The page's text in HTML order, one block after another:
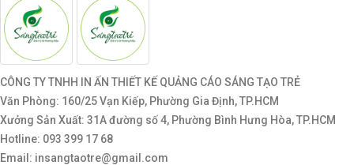
CÔNG TY TNHH IN ẤN THIẾT KẾ QUẢNG CÁO SÁNG TẠO TRẺ
Văn Phòng: 160/25 Vạn Kiếp, Phường Gia Định, TP.HCM
Xưởng Sản Xuất: 31A đường số 4, Phường Bình Hưng Hòa, TP.HCM
Hotline: 093 399 17 68
Email: insangtaotre@gmail.com